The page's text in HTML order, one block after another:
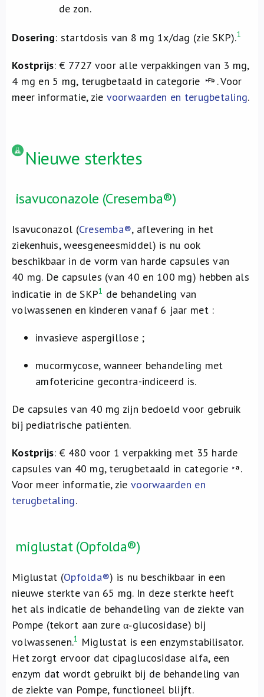
de zon.
Dosering: startdosis van 8 mg 1x/dag (zie SKP).1
Kostprijs: € 7727 voor alle verpakkingen van 3 mg,
4 mg en 5 mg, terugbetaald in categorie
. Voor
meer informatie, zie voorwaarden en terugbetaling.
Nieuwe sterktes
isavuconazole (Cresemba®)
Isavuconazol (Cresemba®, aflevering in het
ziekenhuis, weesgeneesmiddel) is nu ook
beschikbaar in de vorm van harde capsules van
40 mg. De capsules (van 40 en 100 mg) hebben als
indicatie in de SKP1 de behandeling van
volwassenen en kinderen vanaf 6 jaar met :
invasieve aspergillose ;
mucormycose, wanneer behandeling met
amfotericine gecontra-indiceerd is.
De capsules van 40 mg zijn bedoeld voor gebruik
bij pediatrische patiënten.
Kostprijs: € 480 voor 1 verpakking met 35 harde
capsules van 40 mg, terugbetaald in categorie
.
Voor meer informatie, zievoorwaarden en
terugbetaling.
miglustat (Opfolda®)
Miglustat (Opfolda®) is nu beschikbaar in een
nieuwe sterkte van 65 mg. In deze sterkte heeft
het als indicatie de behandeling van de ziekte van
Pompe (tekort aan zure α‑glucosidase) bij
volwassenen.1 Miglustat is een enzymstabilisator.
Het zorgt ervoor dat cipaglucosidase alfa, een
enzym dat wordt gebruikt bij de behandeling van
de ziekte van Pompe, functioneel blijft.